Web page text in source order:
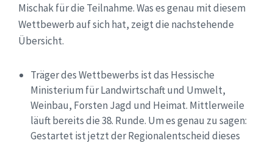
Mischak für die Teilnahme. Was es genau mit diesem
Wettbewerb auf sich hat, zeigt die nachstehende
Übersicht.
Träger des Wettbewerbs ist das Hessische
Ministerium für Landwirtschaft und Umwelt,
Weinbau, Forsten Jagd und Heimat. Mittlerweile
läuft bereits die 38. Runde. Um es genau zu sagen:
Gestartet ist jetzt der Regionalentscheid dieses